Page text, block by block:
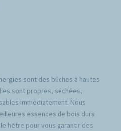
sont des bûches à hautes
sont propres, séchées,
immédiatement. Nous
essences de bois durs
hêtre pour vous garantir des